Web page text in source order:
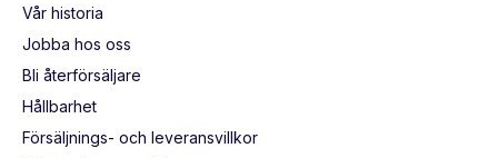
Vår historia
Jobba hos oss
Bli återförsäljare
Hållbarhet
Försäljnings- och leveransvillkor